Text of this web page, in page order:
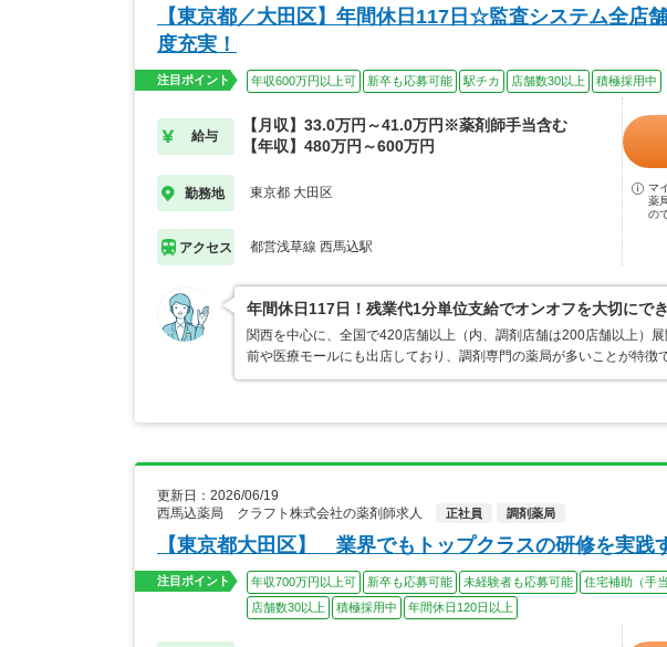
【東京都／大田区】年間休日117日☆監査システム全店
度充実！
注目ポイント 年収600万円以上可 新卒も応募可能 駅チカ 店舗数30以上 積極採用中
給与
【月収】33.0万円～41.0万円※薬剤師手当含む
【年収】480万円～600万円
勤務地 東京都 大田区
アクセス 都営浅草線 西馬込駅
マ
薬
の
年間休日117日！残業代1分単位支給でオンオフを大切にで
関西を中心に、全国で420店舗以上（内、調剤店舗は200店舗以上）
前や医療モールにも出店しており、調剤専門の薬局が多いことが特徴
更新日：2026/06/19
西馬込薬局 クラフト株式会社の薬剤師求人
正社員 調剤薬局
【東京都大田区】 業界でもトップクラスの研修を実践
注目ポイント 年収700万円以上可 新卒も応募可能 未経験者も応募可能 住宅補助（手
店舗数30以上
積極採用中 年間休日120日以上